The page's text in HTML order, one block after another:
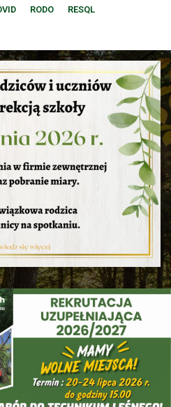
RODO RESQL